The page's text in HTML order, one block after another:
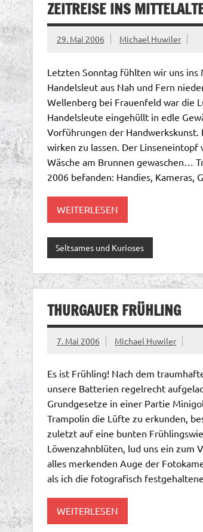
ZEITREISE INS
29. Mai 2006 Michael Huwiler
Letzten Sonntag fühlten wir uns
Handelsleut aus Nah und Fern
Wellenberg bei Frauenfeld war die
Handelsleute eingehüllt in edle
Vorführungen der Handwerkskunst.
wirken zu lassen. Der
Wäsche am Brunnen gewaschen…
2006 befanden: Handies, Kameras,
WEITERLESEN
Seltsames und Kurioses
THURGAUER FRÜHLING
7. Mai 2006 Michael Huwiler
Es ist Frühling! Nach dem
unsere Batterien regelrecht
Grundgesetze in einer Partie
Trampolin die Lüfte zu erkunden,
zuletzt auf eine bunten
Löwenzahnblüten, lud uns ein zum
alles merkenden Auge der
als ich die fotografisch
WEITERLESEN